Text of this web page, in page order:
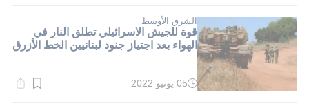
دقيقة.
الشرق الأوسط
قوة للجيش الاسرائيلي تطلق النار في
الهواء بعد اجتياز جنود لبنانيين الخط الأزرق
وقت
05 يونيو 2022